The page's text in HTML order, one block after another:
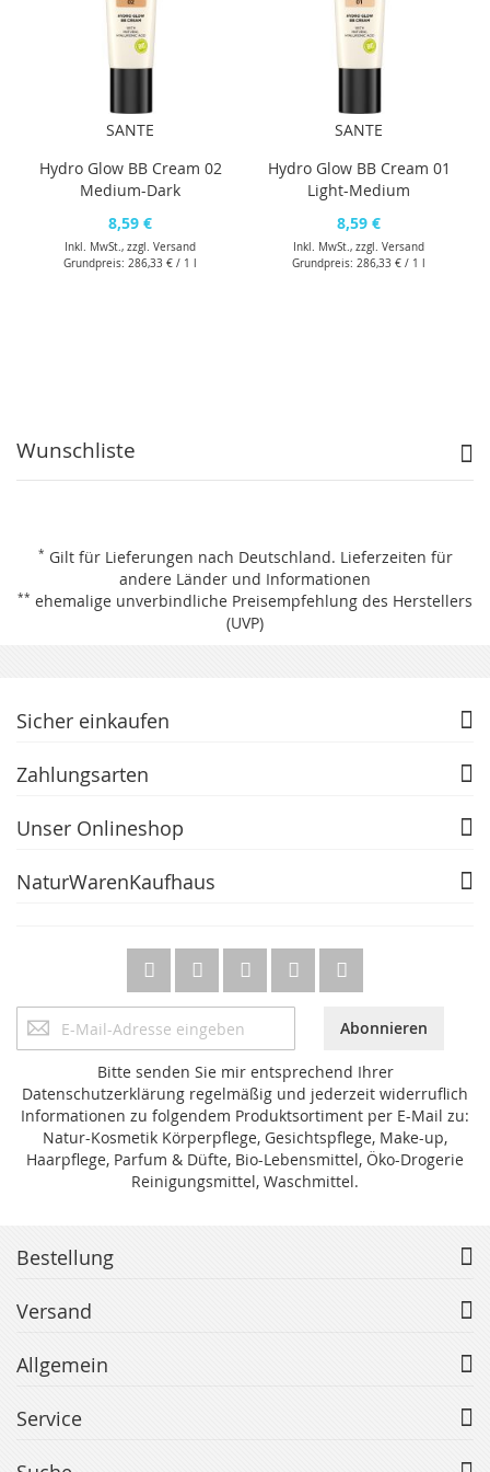
SANTE
Hydro Glow BB Cream 02
Medium-Dark
8,59 €
Inkl. MwSt., zzgl.Versand
Grundpreis: 286,33 € / 1 l
SANTE
Hydro Glow BB Cream 01
Light-Medium
8,59 €
Inkl. MwSt., zzgl.Versand
Grundpreis: 286,33 € / 1 l
Wunschliste
* Gilt für Lieferungen nach Deutschland. Lieferzeiten für
andere Länder und Informationen
** ehemalige unverbindliche Preisempfehlung des Herstellers
(UVP)
Sicher einkaufen
Zahlungsarten
Unser Onlineshop
NaturWarenKaufhaus
Anmeldung
zum
Abonnieren
Bitte senden Sie mir entsprechend Ihrer
Datenschutzerklärung regelmäßig und jederzeit widerruflich
Informationen zu folgendem Produktsortiment per E-Mail zu:
Natur-Kosmetik Körperpflege, Gesichtspflege, Make-up,
Haarpflege, Parfum & Düfte, Bio-Lebensmittel, Öko-Drogerie
Reinigungsmittel, Waschmittel.
Bestellung
Versand
Allgemein
Service